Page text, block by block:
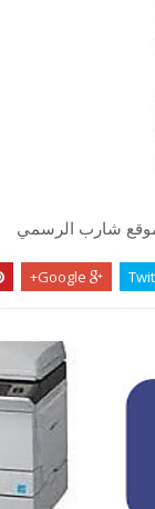
موقع شارب الرسمي